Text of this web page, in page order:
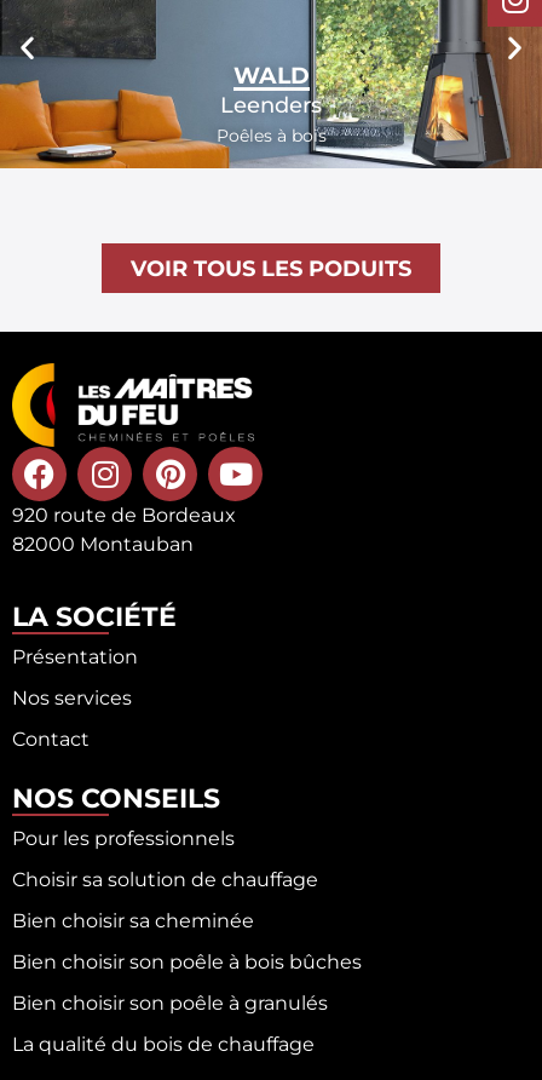
WALD
Leenders
Poêles à bois
VOIR TOUS LES PODUITS
920 route de Bordeaux
82000 Montauban
LA SOCIÉTÉ
Présentation
Nos services
Contact
NOS CONSEILS
Pour les professionnels
Choisir sa solution de chauffage
Bien choisir sa cheminée
Bien choisir son poêle à bois bûches
Bien choisir son poêle à granulés
La qualité du bois de chauffage